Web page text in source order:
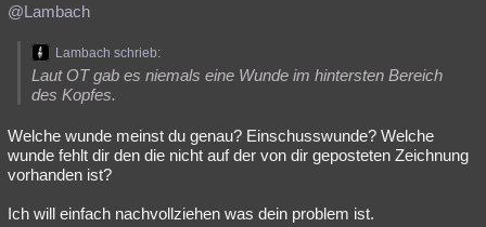
@Lambach
Lambach schrieb:
Laut OT gab es niemals eine Wunde im hintersten Bereich
des Kopfes.
Welche wunde meinst du genau? Einschusswunde? Welche
wunde fehlt dir den die nicht auf der von dir geposteten Zeichnung
vorhanden ist?
Ich will einfach nachvollziehen was dein problem ist.